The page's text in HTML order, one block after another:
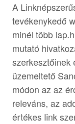
A
tevékenykedő
minél több
mutató
szerkesztőinek
üzemeltető
módon az az
releváns, az
értékes link